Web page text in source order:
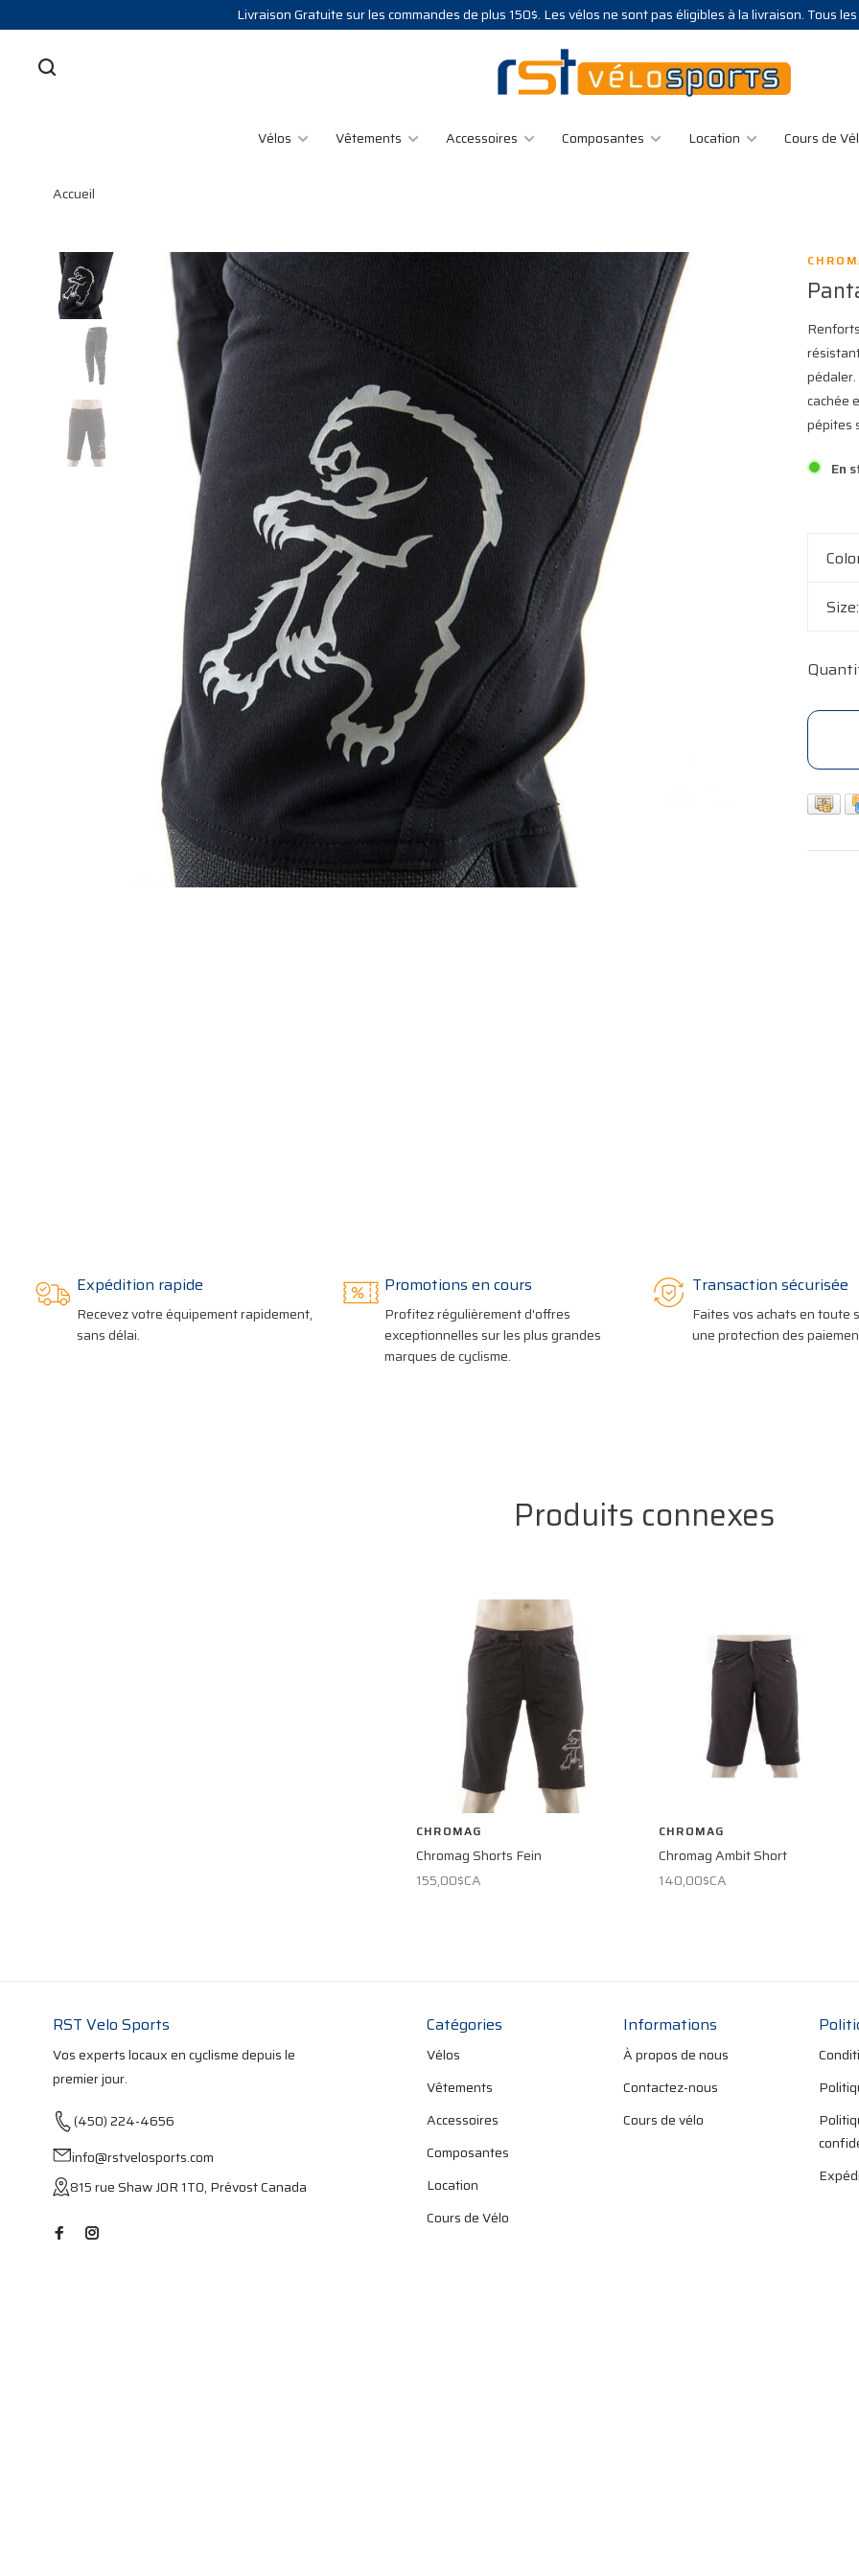
Livraison Gratuite sur les commandes de plus 150$. Les vélos ne sont pas éligibles à la livraison. Tous
Vélos Vêtements Accessoires Composantes Location Cours de
Accueil
cachée
pépites
En
Size:
Expédition rapide
Recevez votre équipement rapidement,
sans délai.
Promotions en cours
Profitez régulièrement d'offres
exceptionnelles sur les plus grandes
marques de cyclisme.
Transaction sécurisée
Faites vos achats en toute
une protection des
Produits connexes
CHROMAG
Chromag Shorts Fein
155,00$CA
CHROMAG
Chromag Ambit Short
140,00$CA
RST Velo Sports
Vos experts locaux en cyclisme depuis le
premier jour.
(450) 224-4656
info@rstvelosports.com
815 rue Shaw J0R 1T0, Prévost Canada
Catégories
Vélos
Vêtements
Accessoires
Composantes
Location
Cours de Vélo
Informations
À propos de nous
Contactez-nous
Cours de vélo